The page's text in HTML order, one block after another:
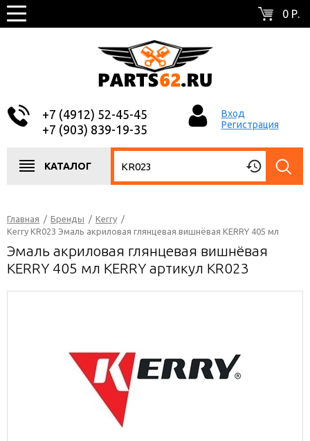
0 Р.
+7 (4912) 52-45-45
+7 (903) 839-19-35
Вход
Регистрация
КАТАЛОГ
Главная / Бренды / Kerry /
Kerry KR023 Эмаль акриловая глянцевая вишнёвая KERRY 405 мл
Эмаль акриловая глянцевая вишнёвая
KERRY 405 мл KERRY артикул KR023